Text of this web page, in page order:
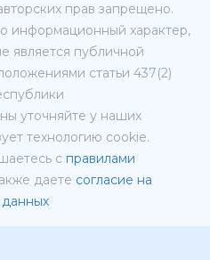
прав запрещено.
информационный характер,
является публичной
статьи 437(2)
уточняйте у наших
технологию cookie.
с правилами
даете согласие на